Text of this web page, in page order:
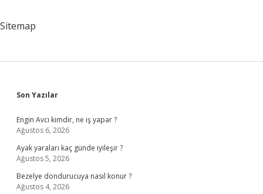
Sitemap
Sidebar
Son Yazılar
Engin Avcı kimdir, ne iş yapar ?
Ağustos 6, 2026
Ayak yaraları kaç günde iyileşir ?
Ağustos 5, 2026
Bezelye dondurucuya nasıl konur ?
Ağustos 4, 2026